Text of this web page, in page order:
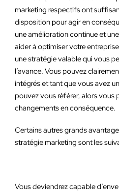
marketing respectifs ont
disposition pour agir en
une amélioration continue et
aider à optimiser votre
une stratégie valable qui vous
l’avance. Vous pouvez
intégrés et tant que vous avez
pouvez vous référer, alors vous
changements en conséquence.
Certains autres grands
stratégie marketing sont les
Vous deviendrez capable